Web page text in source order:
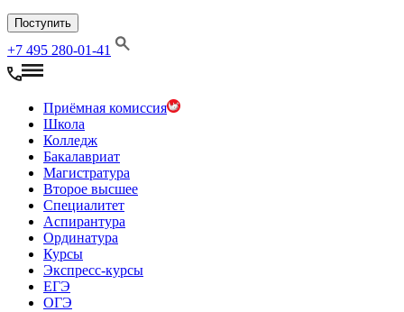
Поступить
+7 495 280-01-41
Приёмная комиссия
Школа
Колледж
Бакалавриат
Магистратура
Второе высшее
Специалитет
Аспирантура
Ординатура
Курсы
Экспресс-курсы
ЕГЭ
ОГЭ